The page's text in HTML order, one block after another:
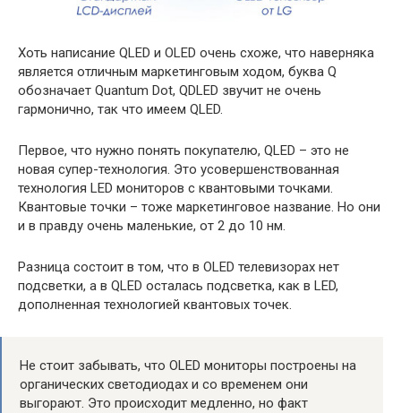
Хоть написание QLED и OLED очень схоже, что наверняка
является отличным маркетинговым ходом, буква Q
обозначает Quantum Dot, QDLED звучит не очень
гармонично, так что имеем QLED.
Первое, что нужно понять покупателю, QLED – это не
новая супер-технология. Это усовершенствованная
технология LED мониторов с квантовыми точками.
Квантовые точки – тоже маркетинговое название. Но они
и в правду очень маленькие, от 2 до 10 нм.
Разница состоит в том, что в OLED телевизорах нет
подсветки, а в QLED осталась подсветка, как в LED,
дополненная технологией квантовых точек.
Не стоит забывать, что OLED мониторы построены на
органических светодиодах и со временем они
выгорают. Это происходит медленно, но факт